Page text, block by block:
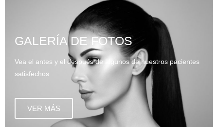
GALERÍA DE FOTOS
Vea el antes y el después de algunos de nuestros pacientes
satisfechos
VER MÁS